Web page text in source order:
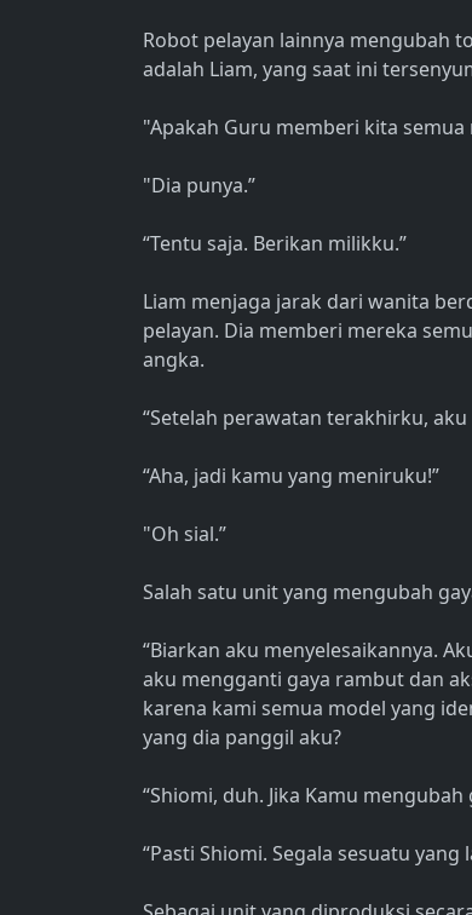
Robot pelayan lainnya mengubah
adalah Liam, yang saat ini
"Apakah Guru memberi kita semua
"Dia punya.”
“Tentu saja. Berikan milikku.”
Liam menjaga jarak dari wanita
pelayan. Dia memberi mereka
angka.
“Setelah perawatan terakhirku,
“Aha, jadi kamu yang meniruku!”
"Oh sial.”
Salah satu unit yang mengubah
“Biarkan aku menyelesaikannya.
aku mengganti gaya rambut dan
karena kami semua model yang
yang dia panggil aku?
“Shiomi, duh. Jika Kamu
“Pasti Shiomi. Segala sesuatu yang